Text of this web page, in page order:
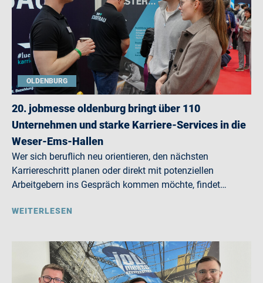
OLDENBURG
20. jobmesse oldenburg bringt über 110
Unternehmen und starke Karriere-Services in die
Weser-Ems-Hallen
Wer sich beruflich neu orientieren, den nächsten
Karriereschritt planen oder direkt mit potenziellen
Arbeitgebern ins Gespräch kommen möchte, findet…
WEITERLESEN